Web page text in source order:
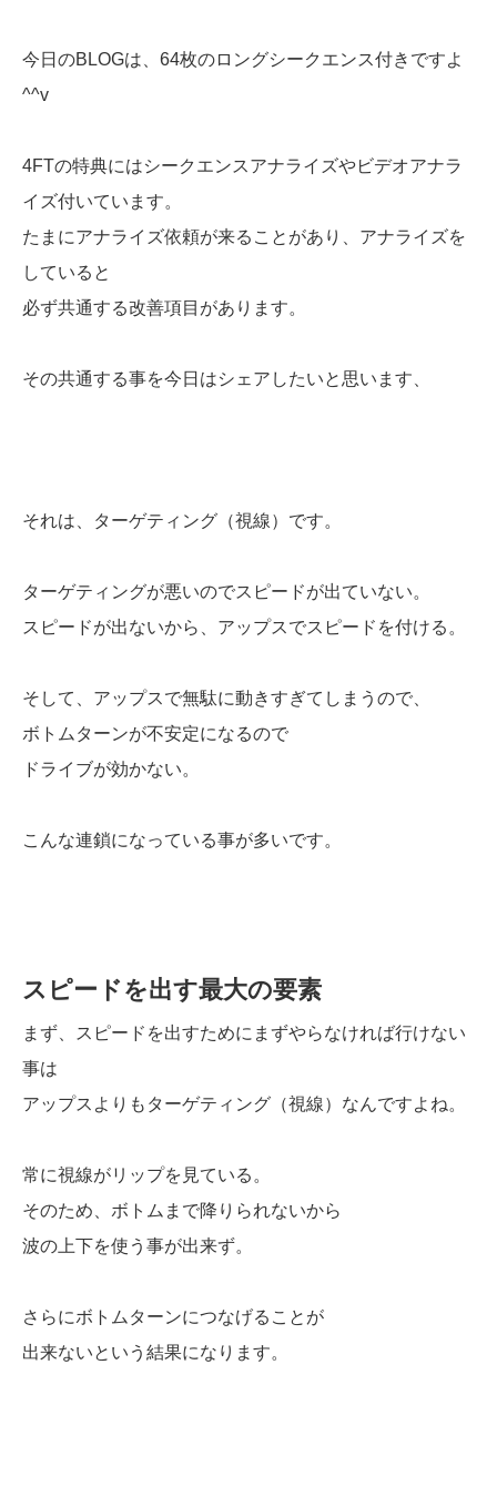
今日のBLOGは、64枚のロングシークエンス付きですよ
^^v
4FTの特典にはシークエンスアナライズやビデオアナラ
イズ付いています。
たまにアナライズ依頼が来ることがあり、アナライズを
していると
必ず共通する改善項目があります。
その共通する事を今日はシェアしたいと思います、
それは、ターゲティング（視線）です。
ターゲティングが悪いのでスピードが出ていない。
スピードが出ないから、アップスでスピードを付ける。
そして、アップスで無駄に動きすぎてしまうので、
ボトムターンが不安定になるので
ドライブが効かない。
こんな連鎖になっている事が多いです。
スピードを出す最大の要素
まず、スピードを出すためにまずやらなければ行けない
事は
アップスよりもターゲティング（視線）なんですよね。
常に視線がリップを見ている。
そのため、ボトムまで降りられないから
波の上下を使う事が出来ず。
さらにボトムターンにつなげることが
出来ないという結果になります。